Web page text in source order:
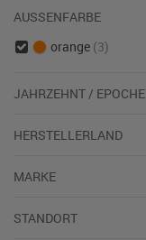
AUSSENFARBE
orange (3)
JAHRZEHNT / EPOCHE
HERSTELLERLAND
MARKE
STANDORT